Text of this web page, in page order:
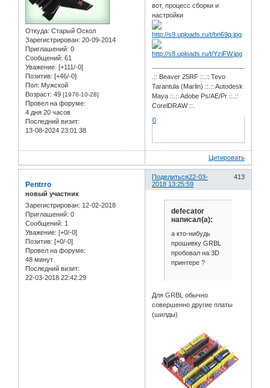
Откуда: Старый Оскол
Зарегистрирован: 20-09-2014
Приглашений: 0
Сообщений: 61
Уважение: [+111/-0]
Позитив: [+46/-0]
Пол: Мужской
Возраст: 49 [1976-10-28]
Провел на форуме:
4 дня 20 часов
Последний визит:
13-08-2024 23:01:38
вот, процесс сборки и
настройки
.:: Beaver 25RF ::.:: Tevo
Tarantula (Marlin) ::.:: Autodesk
Maya ::.:: Adobe Ps/AE/Pr ::.::
CorelDRAW ::.
0
Цитировать
Поделиться 413
22-03-
2018 13:25:59
Pentrro
новый участник
Зарегистрирован: 12-02-2018
Приглашений: 0
Сообщений: 1
Уважение: [+0/-0]
Позитив: [+0/-0]
Провел на форуме:
48 минут
Последний визит:
22-03-2018 22:42:29
defecator
написал(а):
а кто-нибудь
прошивку GRBL
пробовал на 3D
принтере ?
Для GRBL обычно
совершенно другие платы
(шилды)